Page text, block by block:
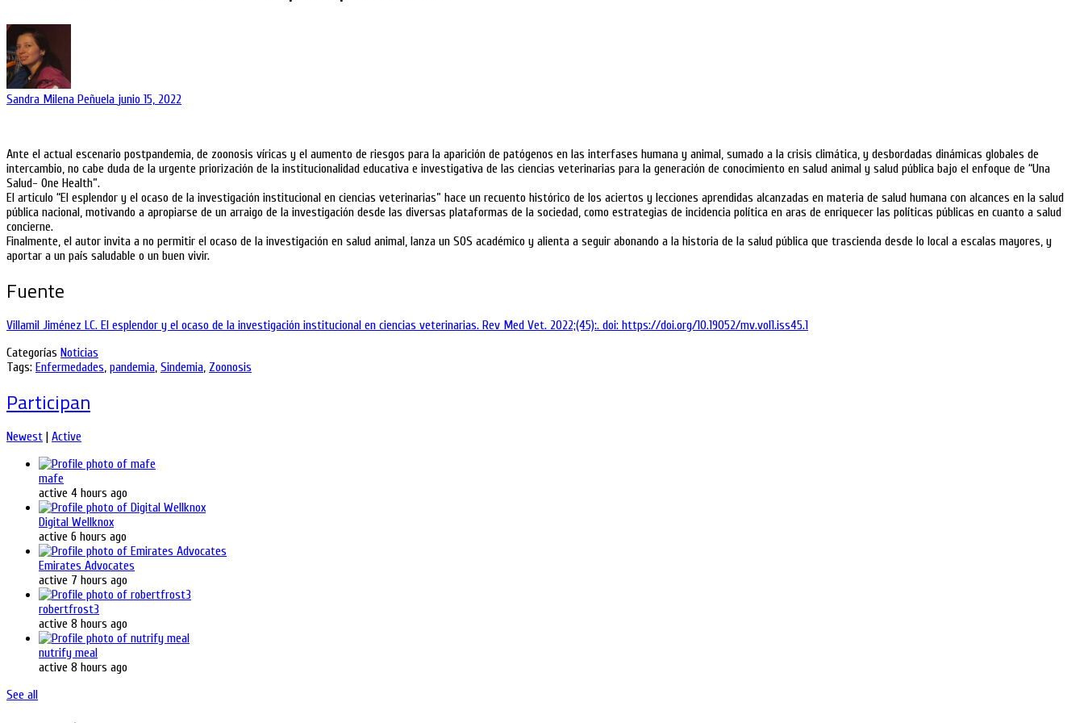
Sandra Milena Peñuela junio 15, 2022
Ante el actual escenario postpandemia, de zoonosis víricas y el aumento de riesgos para la aparición de patógenos en las interfases humana y animal, sumado a la crisis climática, y desbordadas dinámicas globales de
intercambio, no cabe duda de la urgente priorización de la institucionalidad educativa e investigativa de las ciencias veterinarias para la generación de conocimiento en salud animal y salud pública bajo el enfoque de “Una
Salud- One Health”.
El articulo “El esplendor y el ocaso de la investigación institucional en ciencias veterinarias” hace un recuento histórico de los aciertos y lecciones aprendidas alcanzadas en materia de salud humana con alcances en la salud
pública nacional, motivando a apropiarse de un arraigo de la investigación desde las diversas plataformas de la sociedad, como estrategias de incidencia política en aras de enriquecer las políticas públicas en cuanto a salud
concierne.
Finalmente, el autor invita a no permitir el ocaso de la investigación en salud animal, lanza un SOS académico y alienta a seguir abonando a la historia de la salud pública que trascienda desde lo local a escalas mayores, y
aportar a un país saludable o un buen vivir.
Fuente
Villamil Jiménez LC. El esplendor y el ocaso de la investigación institucional en ciencias veterinarias. Rev Med Vet. 2022;(45):. doi: https://doi.org/10.19052/mv.vol1.iss45.1
Categorías Noticias
Tags: Enfermedades, pandemia, Sindemia, Zoonosis
Participan
Newest | Active
mafe
active 4 hours ago
Digital Wellknox
active 6 hours ago
Emirates Advocates
active 7 hours ago
robertfrost3
active 8 hours ago
nutrify meal
active 8 hours ago
See all